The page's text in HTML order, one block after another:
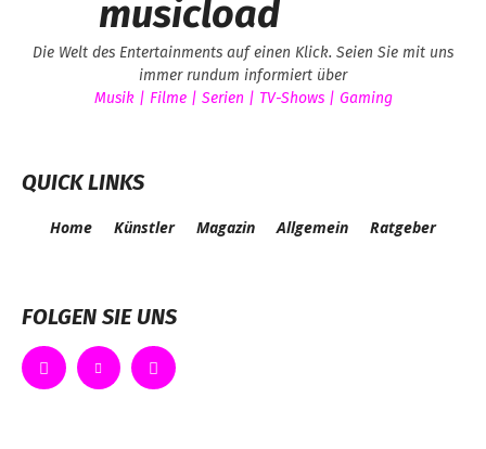
musicload
Die Welt des Entertainments auf einen Klick. Seien Sie mit uns
immer rundum informiert über
Musik | Filme | Serien | TV-Shows | Gaming
QUICK LINKS
Home Künstler Magazin Allgemein Ratgeber
FOLGEN SIE UNS